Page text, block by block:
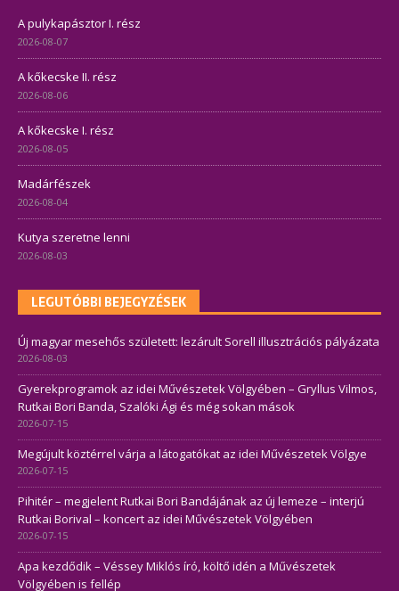
A pulykapásztor I. rész
2026-08-07
A kőkecske II. rész
2026-08-06
A kőkecske I. rész
2026-08-05
Madárfészek
2026-08-04
Kutya szeretne lenni
2026-08-03
LEGUTÓBBI BEJEGYZÉSEK
Új magyar mesehős született: lezárult Sorell illusztrációs pályázata
2026-08-03
Gyerekprogramok az idei Művészetek Völgyében – Gryllus Vilmos,
Rutkai Bori Banda, Szalóki Ági és még sokan mások
2026-07-15
Megújult köztérrel várja a látogatókat az idei Művészetek Völgye
2026-07-15
Pihitér – megjelent Rutkai Bori Bandájának az új lemeze – interjú
Rutkai Borival – koncert az idei Művészetek Völgyében
2026-07-15
Apa kezdődik – Véssey Miklós író, költő idén a Művészetek
Völgyében is fellép